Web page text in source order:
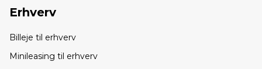
Erhverv
Billeje til erhverv
Minileasing til erhverv